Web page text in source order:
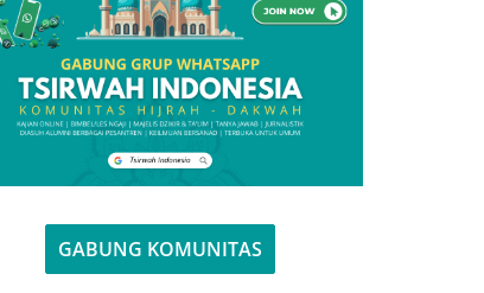
GABUNG KOMUNITAS